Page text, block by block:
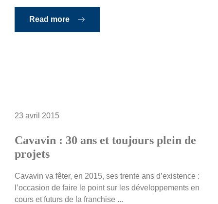
Read more
23 avril 2015
Cavavin : 30 ans et toujours plein de
projets
Cavavin va fêter, en 2015, ses trente ans d’existence :
l’occasion de faire le point sur les développements en
cours et futurs de la franchise ...